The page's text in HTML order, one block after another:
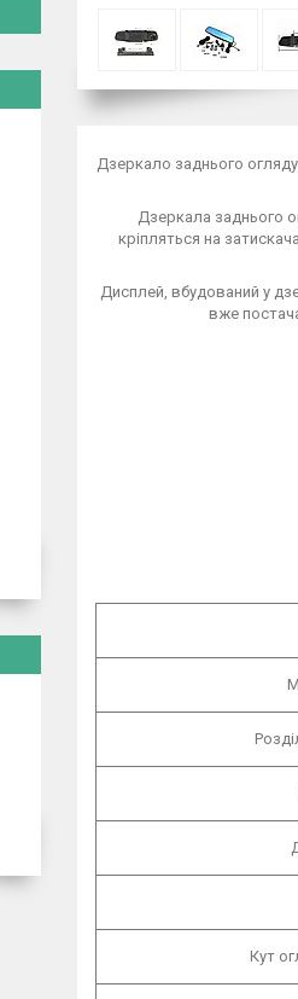
Дзеркало заднього
Дзеркала заднього
кріпляться на
Дисплей, вбудований у
вже
Кут